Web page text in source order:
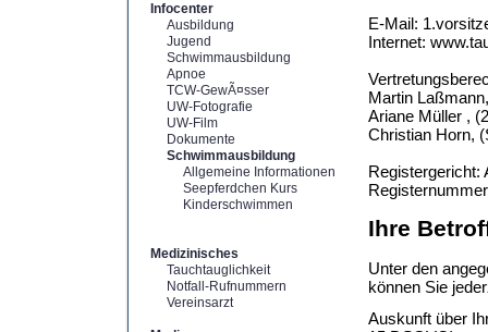
Infocenter
Ausbildung
Jugend
Schwimmausbildung
Apnoe
TCW-GewÃ¤sser
UW-Fotografie
UW-Film
Dokumente
Schwimmausbildung
Allgemeine Informationen
Seepferdchen Kurs
Kinderschwimmen
Medizinisches
Tauchtauglichkeit
Notfall-Rufnummern
Vereinsarzt
E-Mail:
Internet:
Martin
Ariane Müller ,
Christian Horn,
Registergericht:
Ihre
Unter den
können Sie
Auskunft über